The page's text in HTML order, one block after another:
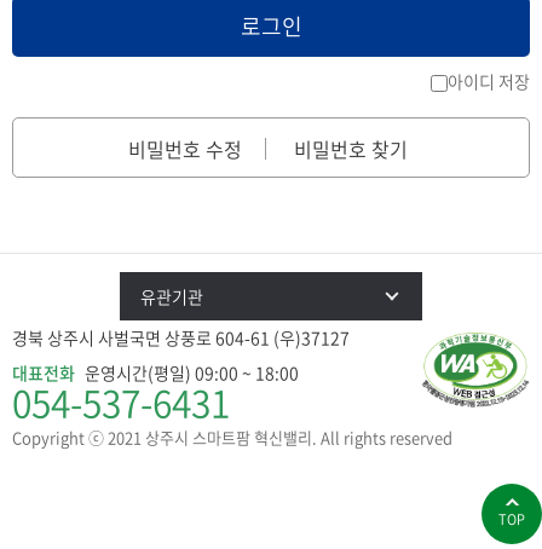
아이디 저장
로그인
비밀번호 수정 비밀번호 찾기
TOP
유관기관
경북 상주시 사벌국면 상풍로 604-61 (우)37127
대표전화 운영시간(평일) 09:00 ~ 18:00
054-537-6431
Copyright ⓒ 2021 상주시 스마트팜 혁신밸리. All rights reserved